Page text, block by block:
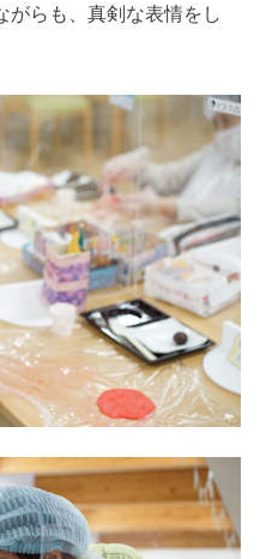
らも、真剣な表情をし